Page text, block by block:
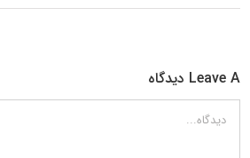
Leave A دیدگاه
دیدگاه